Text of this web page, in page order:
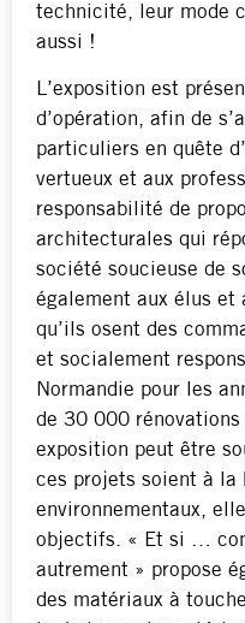
technicité, leur mode
aussi !
L’exposition est
d’opération, afin de
particuliers en quête
vertueux et aux
responsabilité de
architecturales qui
société soucieuse de
également aux élus et
qu’ils osent des
et socialement
Normandie pour les
de 30 000
exposition peut être
ces projets soient à la
environnementaux,
objectifs. « Et si …
autrement » propose
des matériaux à